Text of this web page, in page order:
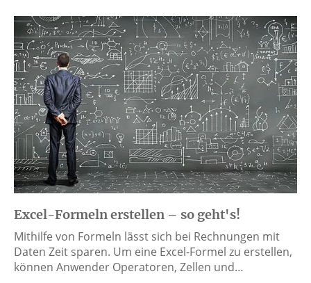
Excel-Formeln erstellen – so geht's!
Mithilfe von Formeln lässt sich bei Rechnungen mit
Daten Zeit sparen. Um eine Excel-Formel zu erstellen,
können Anwender Operatoren, Zellen und…